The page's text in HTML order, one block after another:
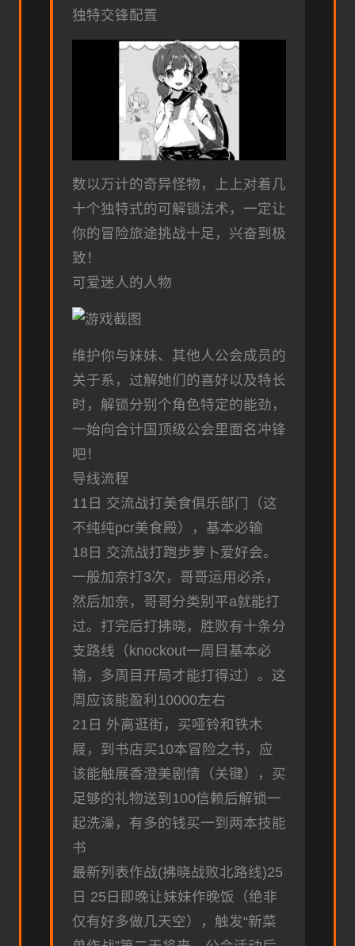
独特交锋配置
数以万计的奇异怪物，上上对着几
十个独特式的可解锁法术，一定让
你的冒险旅途挑战十足，兴奋到极
致！
可爱迷人的人物
维护你与妹妹、其他人公会成员的
关于系，过解她们的喜好以及特长
时，解锁分别个角色特定的能劲，
一始向合计国顶级公会里面名冲锋
吧！
导线流程
11日 交流战打美食俱乐部门（这
不纯纯pcr美食殿），基本必输
18日 交流战打跑步萝卜爱好会。
一般加奈打3次，哥哥运用必杀，
然后加奈，哥哥分类别平a就能打
过。打完后打拂晓，胜败有十条分
支路线（knockout一周目基本必
输，多周目开局才能打得过）。这
周应该能盈利10000左右
21日 外离逛街，买哑铃和铁木
屐，到书店买10本冒险之书，应
该能触展香澄美剧情（关键），买
足够的礼物送到100信赖后解锁一
起洗澡，有多的钱买一到两本技能
书
最新列表作战(拂晓战败北路线)25
日 25日即晚让妹妹作晚饭（绝非
仅有好多做几天空），触发“新菜